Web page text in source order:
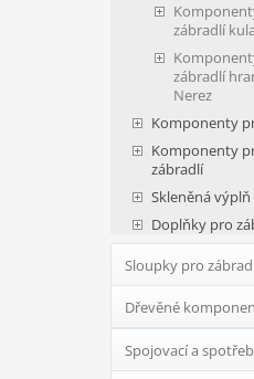
zábradlí
zábradlí
Nerez
Komponenty
Komponenty
zábradlí
Skleněná
Doplňky pro
Sloupky pro
Dřevěné
Spojovací a